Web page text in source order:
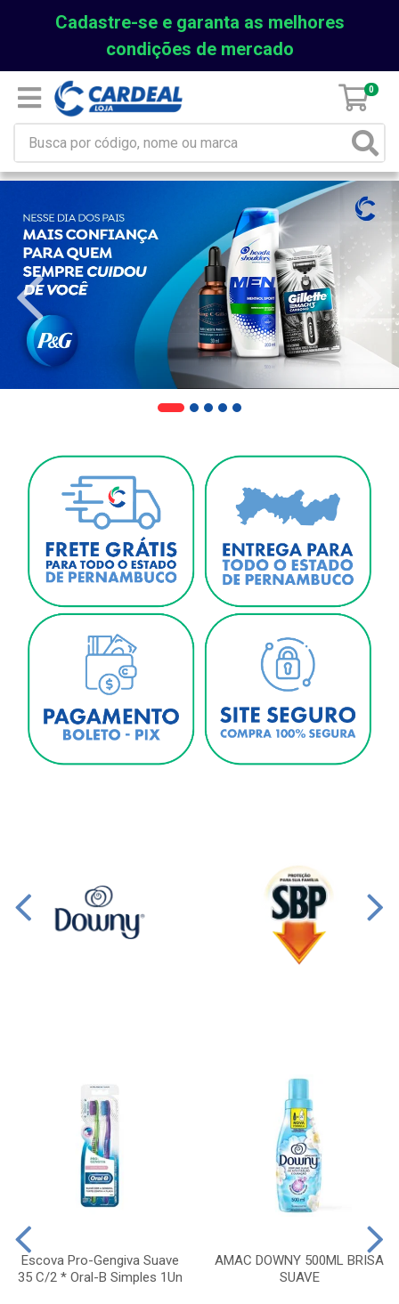
Cadastre-se e garanta as melhores
condições de mercado
0
Escova Pro-Gengiva Suave
35 C/2 * Oral-B Simples 1Un
AMAC DOWNY 500ML BRISA
SUAVE